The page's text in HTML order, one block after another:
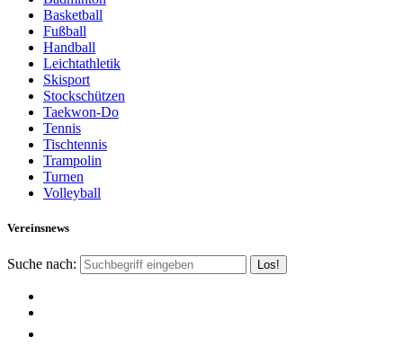
Basketball
Fußball
Handball
Leichtathletik
Skisport
Stockschützen
Taekwon-Do
Tennis
Tischtennis
Trampolin
Turnen
Volleyball
Vereinsnews
Suche nach: